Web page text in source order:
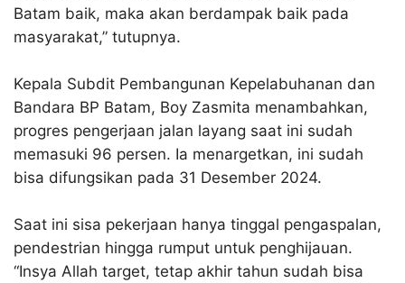
Batam baik, maka akan berdampak baik pada
masyarakat,” tutupnya.
Kepala Subdit Pembangunan Kepelabuhanan dan
Bandara BP Batam, Boy Zasmita menambahkan,
progres pengerjaan jalan layang saat ini sudah
memasuki 96 persen. Ia menargetkan, ini sudah
bisa difungsikan pada 31 Desember 2024.
Saat ini sisa pekerjaan hanya tinggal pengaspalan,
pendestrian hingga rumput untuk penghijauan.
“Insya Allah target, tetap akhir tahun sudah bisa